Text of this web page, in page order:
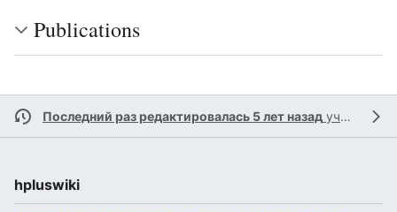
Publications
Последний раз редактировалась 5 лет назад участником
hpluswiki